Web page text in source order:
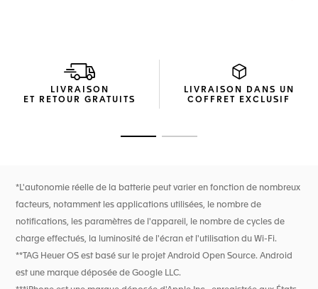
LIVRAISON
ET RETOUR GRATUITS
LIVRAISON DANS UN
COFFRET EXCLUSIF
*L'autonomie réelle de la batterie peut varier en fonction de nombreux
facteurs, notamment les applications utilisées, le nombre de
notifications, les paramètres de l'appareil, le nombre de cycles de
charge effectués, la luminosité de l'écran et l'utilisation du Wi-Fi.
**TAG Heuer OS est basé sur le projet Android Open Source. Android
est une marque déposée de Google LLC.